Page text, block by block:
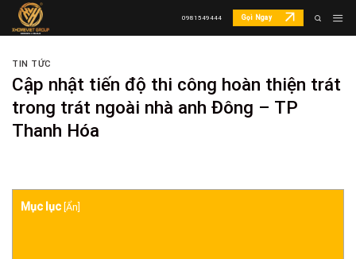
Skip
0981549444 Gọi Ngay
TIN TỨC
Cập nhật tiến độ thi công hoàn thiện trát
trong trát ngoài nhà anh Đông – TP
Thanh Hóa
Mục lục Ẩn